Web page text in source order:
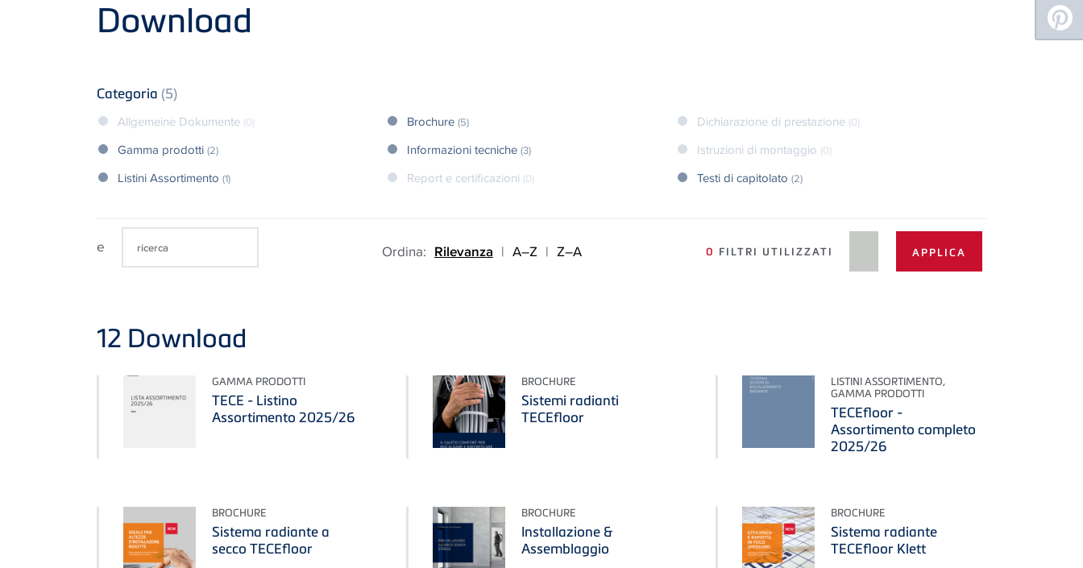
Download
Categoria (5)
Allgemeine Dokumente (0) Brochure (5) Dichiarazione di prestazione (0)
Gamma prodotti (2) Informazioni tecniche (3) Istruzioni di montaggio (0)
Listini Assortimento (1) Report e certificazioni (0) Testi di capitolato (2)
e Ordina: Rilevanza | A–Z | Z–A 0 FILTRI UTILIZZATI
12 Download
GAMMA PRODOTTI
TECE - Listino
Assortimento 2025/26
BROCHURE
Sistemi radianti
TECEfloor
LISTINI ASSORTIMENTO,
GAMMA PRODOTTI
TECEfloor -
Assortimento completo
2025/26
BROCHURE
Sistema radiante a
secco TECEfloor
BROCHURE
Installazione &
Assemblaggio
BROCHURE
Sistema radiante
TECEfloor Klett